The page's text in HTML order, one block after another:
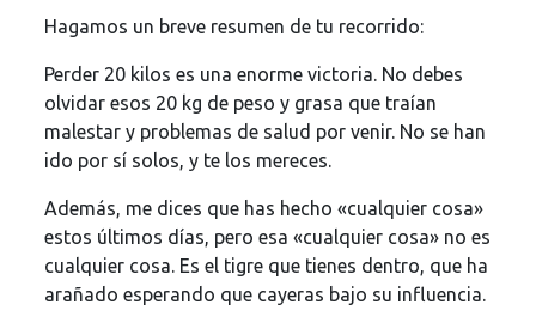
Hagamos un breve resumen de tu recorrido:
Perder 20 kilos es una enorme victoria. No debes
olvidar esos 20 kg de peso y grasa que traían
malestar y problemas de salud por venir. No se han
ido por sí solos, y te los mereces.
Además, me dices que has hecho «cualquier cosa»
estos últimos días, pero esa «cualquier cosa» no es
cualquier cosa. Es el tigre que tienes dentro, que ha
arañado esperando que cayeras bajo su influencia.